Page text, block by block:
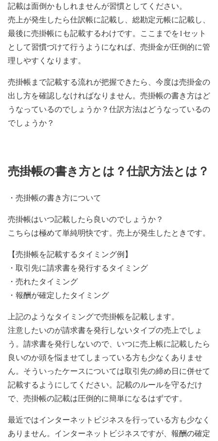
記載は面倒かもしれませんが習慣としてください。
売上が発生したら仕訳帳に記載し、総勘定元帳に記載し、
最後に売掛帳にも記載するわけです。ここまでを1セット
として習慣づけて行うようになれば、売掛金が圧倒的に管
理しやすくなります。
売掛帳まで記載する流れが把握できたら、今度は売掛金の
出し方を確認しなければなりません。売掛帳の書き方はど
うなっているのでしょうか？仕訳方法はどうなっているの
でしょうか？
売掛帳の書き方とは？仕訳方法とは？
・売掛帳の書き方について
売掛帳はいつ記載したら良いのでしょうか？
こちらは極めて単純明快です。売上が発生したときです。
【売掛帳を記載するタイミング例】
・取引先に請求書を発行するタイミング
・売れたタイミング
・報酬が確定したタイミング
上記のようなタイミングで売掛帳を記載します。
注意したいのが請求書を発行しないタイプの売上でしょ
う。請求書を発行しないので、いつに売上帳に記載したら
良いのか頭を悩ませてしまっている方も少なくありませ
ん。そういったケースについては取引先の締め日に併せて
記載するようにしてください。記載のルールを守るだけ
で、売掛帳の記載は圧倒的に簡単になるはずです。
最近ではインターネットビジネスを行っている方も少なく
ありません。インターネットビジネスですが、報酬の確定